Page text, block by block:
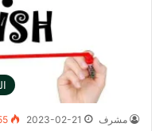
مشرف 2023-02-21